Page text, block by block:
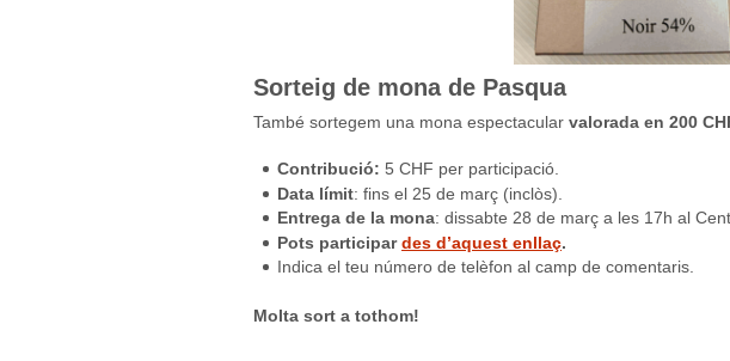
Sorteig de mona de Pasqua
També sortegem una mona espectacular valorada en 200
Contribució: 5 CHF per participació.
Data límit: fins el 25 de març (inclòs).
Entrega de la mona: dissabte 28 de març a les 17h al
Pots participardes d’aquest enllaç.
Indica el teu número de telèfon al camp de comentaris.
Molta sort a tothom!